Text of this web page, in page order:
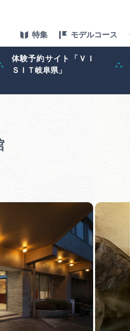
特集 モデルコース
体験予約サイト「ＶＩ
ＳＩＴ岐阜県」